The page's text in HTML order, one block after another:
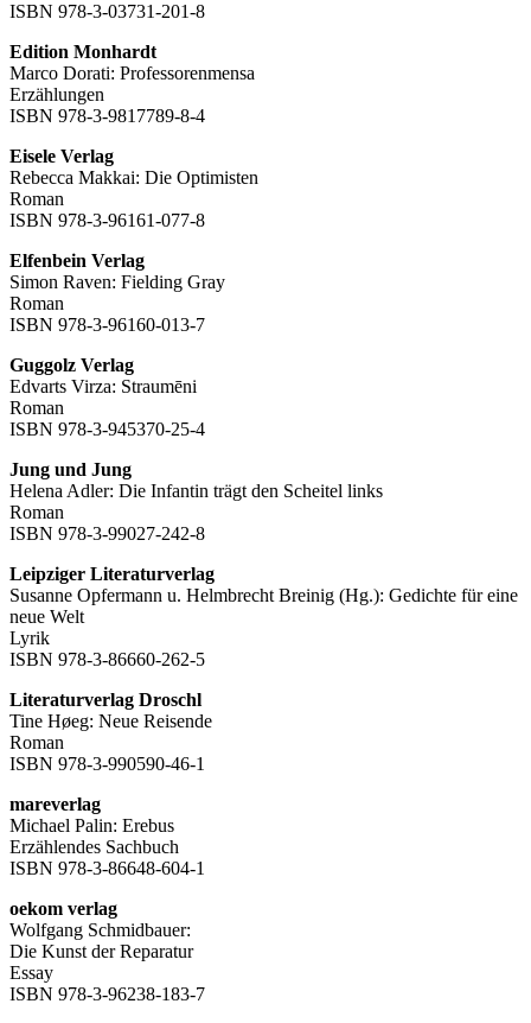
ISBN 978-3-03731-201-8
Edition Monhardt
Marco Dorati: Professorenmensa
Erzählungen
ISBN 978-3-9817789-8-4
Eisele Verlag
Rebecca Makkai: Die Optimisten
Roman
ISBN 978-3-96161-077-8
Elfenbein Verlag
Simon Raven: Fielding Gray
Roman
ISBN 978-3-96160-013-7
Guggolz Verlag
Edvarts Virza: Straumēni
Roman
ISBN 978-3-945370-25-4
Jung und Jung
Helena Adler: Die Infantin trägt den Scheitel links
Roman
ISBN 978-3-99027-242-8
Leipziger Literaturverlag
Susanne Opfermann u. Helmbrecht Breinig (Hg.): Gedichte für eine
neue Welt
Lyrik
ISBN 978-3-86660-262-5
Literaturverlag Droschl
Tine Høeg: Neue Reisende
Roman
ISBN 978-3-990590-46-1
mareverlag
Michael Palin: Erebus
Erzählendes Sachbuch
ISBN 978-3-86648-604-1
oekom verlag
Wolfgang Schmidbauer:
Die Kunst der Reparatur
Essay
ISBN 978-3-96238-183-7